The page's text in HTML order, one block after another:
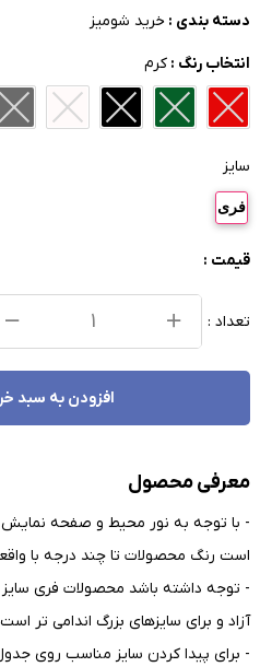
دسته بندی : خرید شومیز
انتخاب رنگ : کرم
سایز
فری
قیمت :
تعداد :
افزودن به سبد
معرفی محصول
- با توجه به نور محیط و صفحه
است رنگ محصولات تا چند درجه با
- توجه داشته باشد محصولات فری
آزاد و برای سایزهای بزرگ اندامی تر است
- برای پیدا کردن سایز مناسب روی